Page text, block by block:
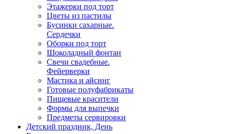
Этажерки под торт
Цветы из пастилы
Бусинки сахарные.
Сердечки
Оборки под торт
Шоколадный фонтан
Свечи свадебные.
Фейерверки
Мастика и айсинг
Готовые полуфабрикаты
Пищевые красители
Формы для выпечки
Предметы сервировки
Детский праздник, День